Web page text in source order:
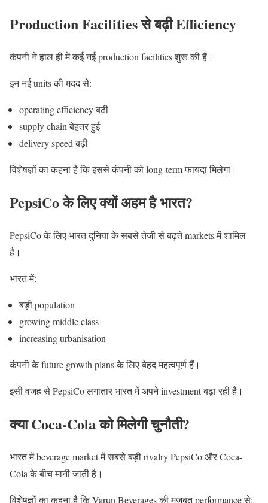
Production Facilities से बढ़ी Efficiency
कंपनी ने हाल ही में कई नई production facilities शुरू की हैं।
इन नई units की मदद से:
operating efficiency बढ़ी
supply chain बेहतर हुई
delivery speed बढ़ी
विशेषज्ञों का कहना है कि इससे कंपनी को long-term फायदा मिलेगा।
PepsiCo के लिए क्यों अहम है भारत?
PepsiCoके लिए भारत दुनिया के सबसे तेजी से बढ़ते markets में शामिल
है।
भारत में:
बड़ी population
growing middle class
increasing urbanisation
कंपनी के future growth plans के लिए बेहद महत्वपूर्ण हैं।
इसी वजह से PepsiCo लगातार भारत में अपने investment बढ़ा रही है।
क्या Coca-Cola को मिलेगी चुनौती?
भारत में beverage market में सबसे बड़ी rivalry PepsiCo और Coca-
Cola के बीच मानी जाती है।
विशेषज्ञों का कहना है कि Varun Beverages की मजबूत performance से: